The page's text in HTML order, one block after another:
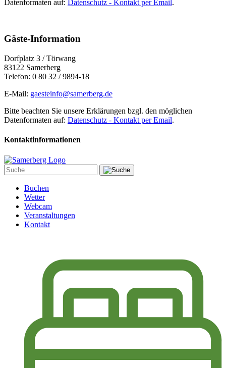
Datenformaten auf: Datenschutz - Kontakt per Email.
Gäste-Information
Dorfplatz 3 / Törwang
83122 Samerberg
Telefon: 0 80 32 / 9894-18
E-Mail: gaesteinfo@samerberg.de
Bitte beachten Sie unsere Erklärungen bzgl. den möglichen
Datenformaten auf: Datenschutz - Kontakt per Email.
Kontaktinformationen
Buchen
Wetter
Webcam
Veranstaltungen
Kontakt